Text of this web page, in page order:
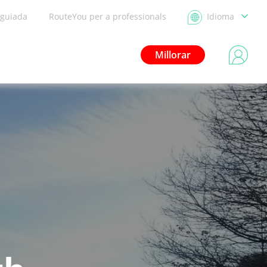
RouteYou per a professionals Idioma
Millorar